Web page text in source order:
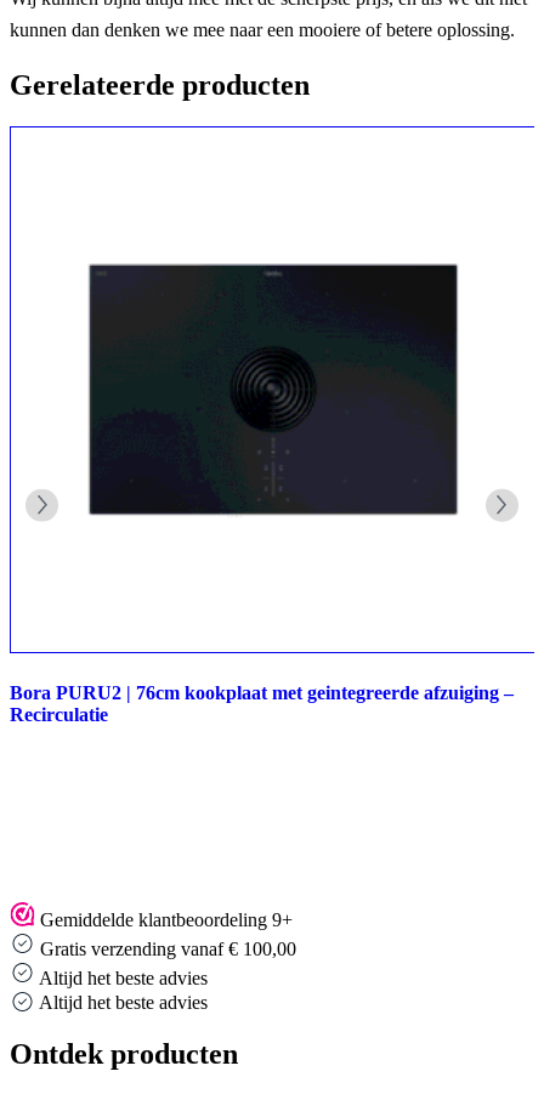
kunnen dan denken we mee naar een mooiere of betere oplossing.
Gerelateerde producten
Bora PURU2 | 76cm kookplaat met geintegreerde afzuiging –
Recirculatie
Gemiddelde klantbeoordeling 9+
Gratis verzending vanaf € 100,00
Altijd het beste advies
Altijd het beste advies
Ontdek producten